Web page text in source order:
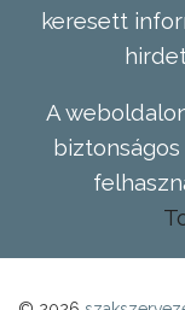
keresett
A